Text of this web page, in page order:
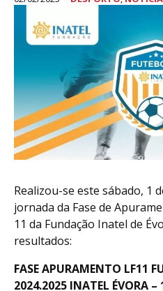
Realizou-se este sábado, 1
jornada da Fase de
11 da Fundação Inatel de
resultados:
FASE APURAMENTO LF11
2024.2025 INATEL ÉVORA